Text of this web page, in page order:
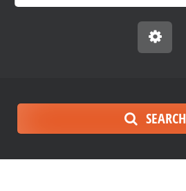
SEARCH